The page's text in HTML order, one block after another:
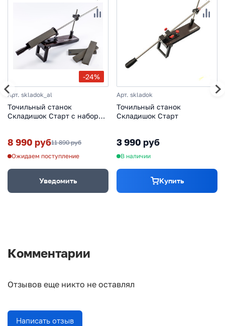
-24%
Арт. skladok_al
Точильный станок
Складишок Старт с набором
8 990 руб11 890 руб
Ожидаем поступление
Уведомить
Арт. skladok
Точильный станок
Складишок Старт
3 990 руб
В наличии
Купить
Комментарии
Отзывов еще никто не оставлял
Написать отзыв